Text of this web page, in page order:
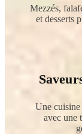
Mezzés,
et desserts
Une
avec une